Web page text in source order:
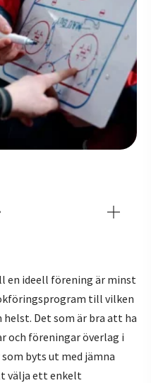
en ideell förening är minst
till vilken
Det som är bra att ha
och föreningar överlag i
byts ut med jämna
välja ett enkelt